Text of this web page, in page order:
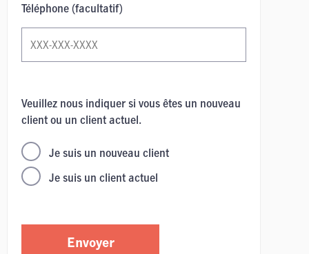
Téléphone (facultatif)
Veuillez nous indiquer si vous êtes un nouveau
client ou un client actuel.
Je suis un nouveau client
Je suis un client actuel
Envoyer